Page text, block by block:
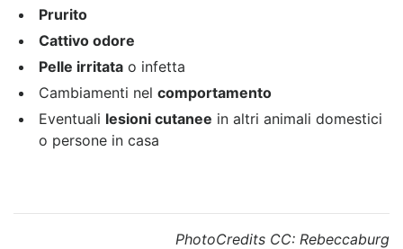
Prurito
Cattivo odore
Pelle irritata o infetta
Cambiamenti nel comportamento
Eventuali lesioni cutanee in altri animali domestici
o persone in casa
PhotoCredits CC: Rebeccaburg